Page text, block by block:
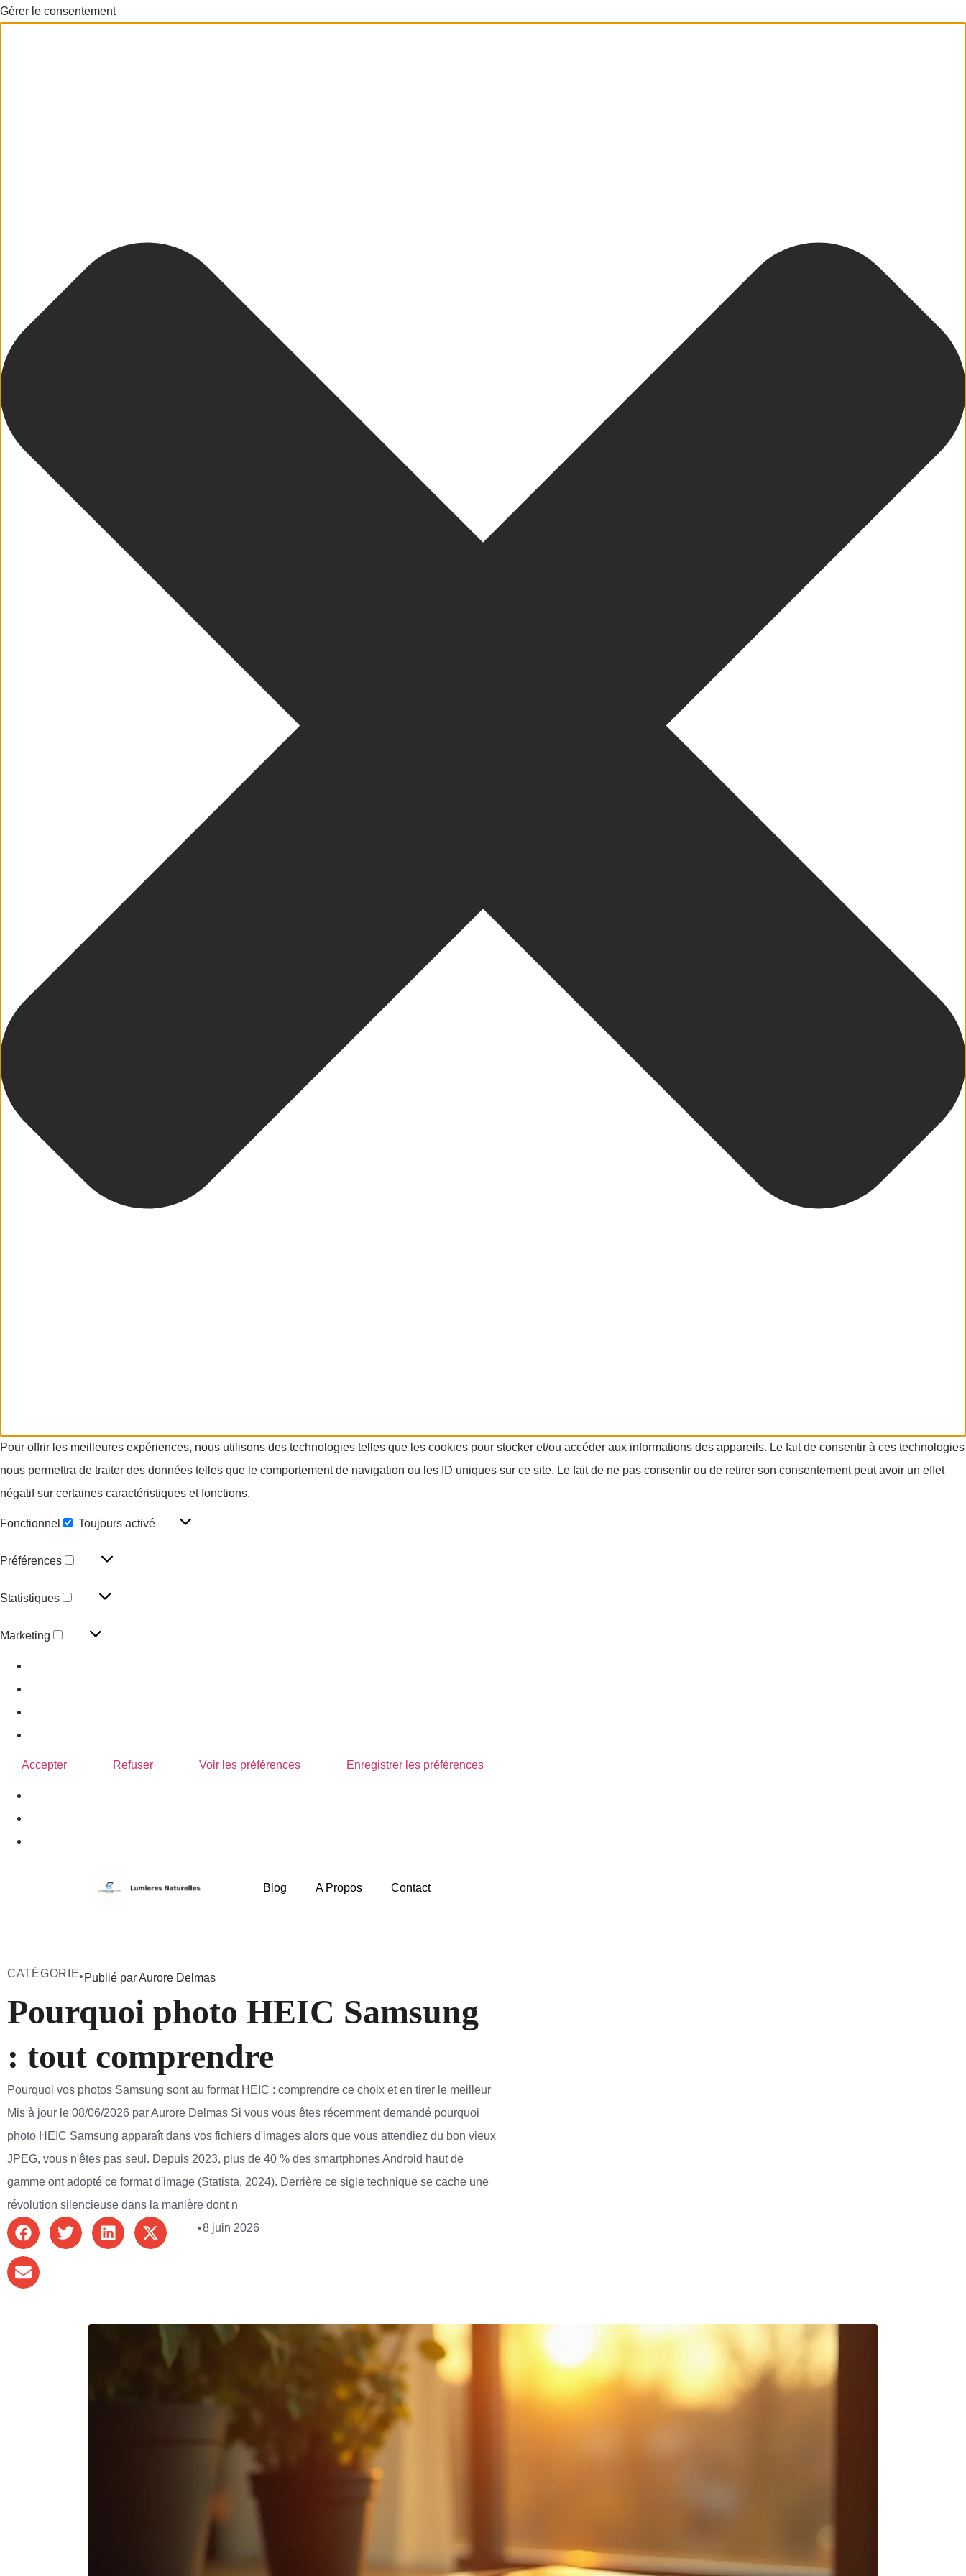
Gérer le consentement
Pour offrir les meilleures expériences, nous utilisons des technologies telles que les cookies pour stocker et/ou accéder aux informations des appareils. Le fait de consentir à ces technologies
nous permettra de traiter des données telles que le comportement de navigation ou les ID uniques sur ce site. Le fait de ne pas consentir ou de retirer son consentement peut avoir un effet
négatif sur certaines caractéristiques et fonctions.
Fonctionnel Toujours activé
Préférences
Statistiques
Marketing
Accepter Refuser Voir les préférences Enregistrer les préférences
Blog A Propos Contact
CATÉGORIE• Publié par Aurore Delmas
Pourquoi photo HEIC Samsung
: tout comprendre
Pourquoi vos photos Samsung sont au format HEIC : comprendre ce choix et en tirer le meilleur
Mis à jour le 08/06/2026 par Aurore Delmas Si vous vous êtes récemment demandé pourquoi
photo HEIC Samsung apparaît dans vos fichiers d'images alors que vous attendiez du bon vieux
JPEG, vous n'êtes pas seul. Depuis 2023, plus de 40 % des smartphones Android haut de
gamme ont adopté ce format d'image (Statista, 2024). Derrière ce sigle technique se cache une
révolution silencieuse dans la manière dont n
•8 juin 2026